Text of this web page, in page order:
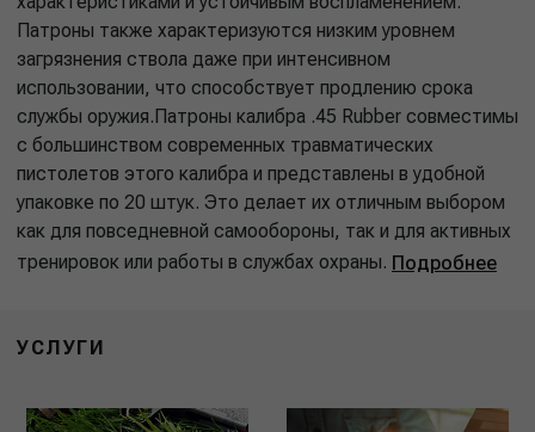
Патроны также характеризуются низким уровнем
загрязнения ствола даже при интенсивном
использовании, что способствует продлению срока
службы оружия.Патроны калибра .45 Rubber совместимы
с большинством современных травматических
пистолетов этого калибра и представлены в удобной
упаковке по 20 штук. Это делает их отличным выбором
как для повседневной самообороны, так и для активных
тренировок или работы в службах охраны. Подробнее
УСЛУГИ